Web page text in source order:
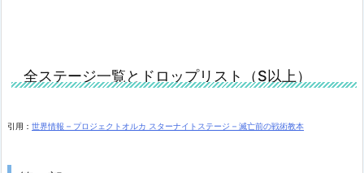
全ステージ一覧とドロップリスト（S以上）
引用： 世界情報 – プロジェクトオルカ スターナイトステージ – 滅亡前の戦術教本